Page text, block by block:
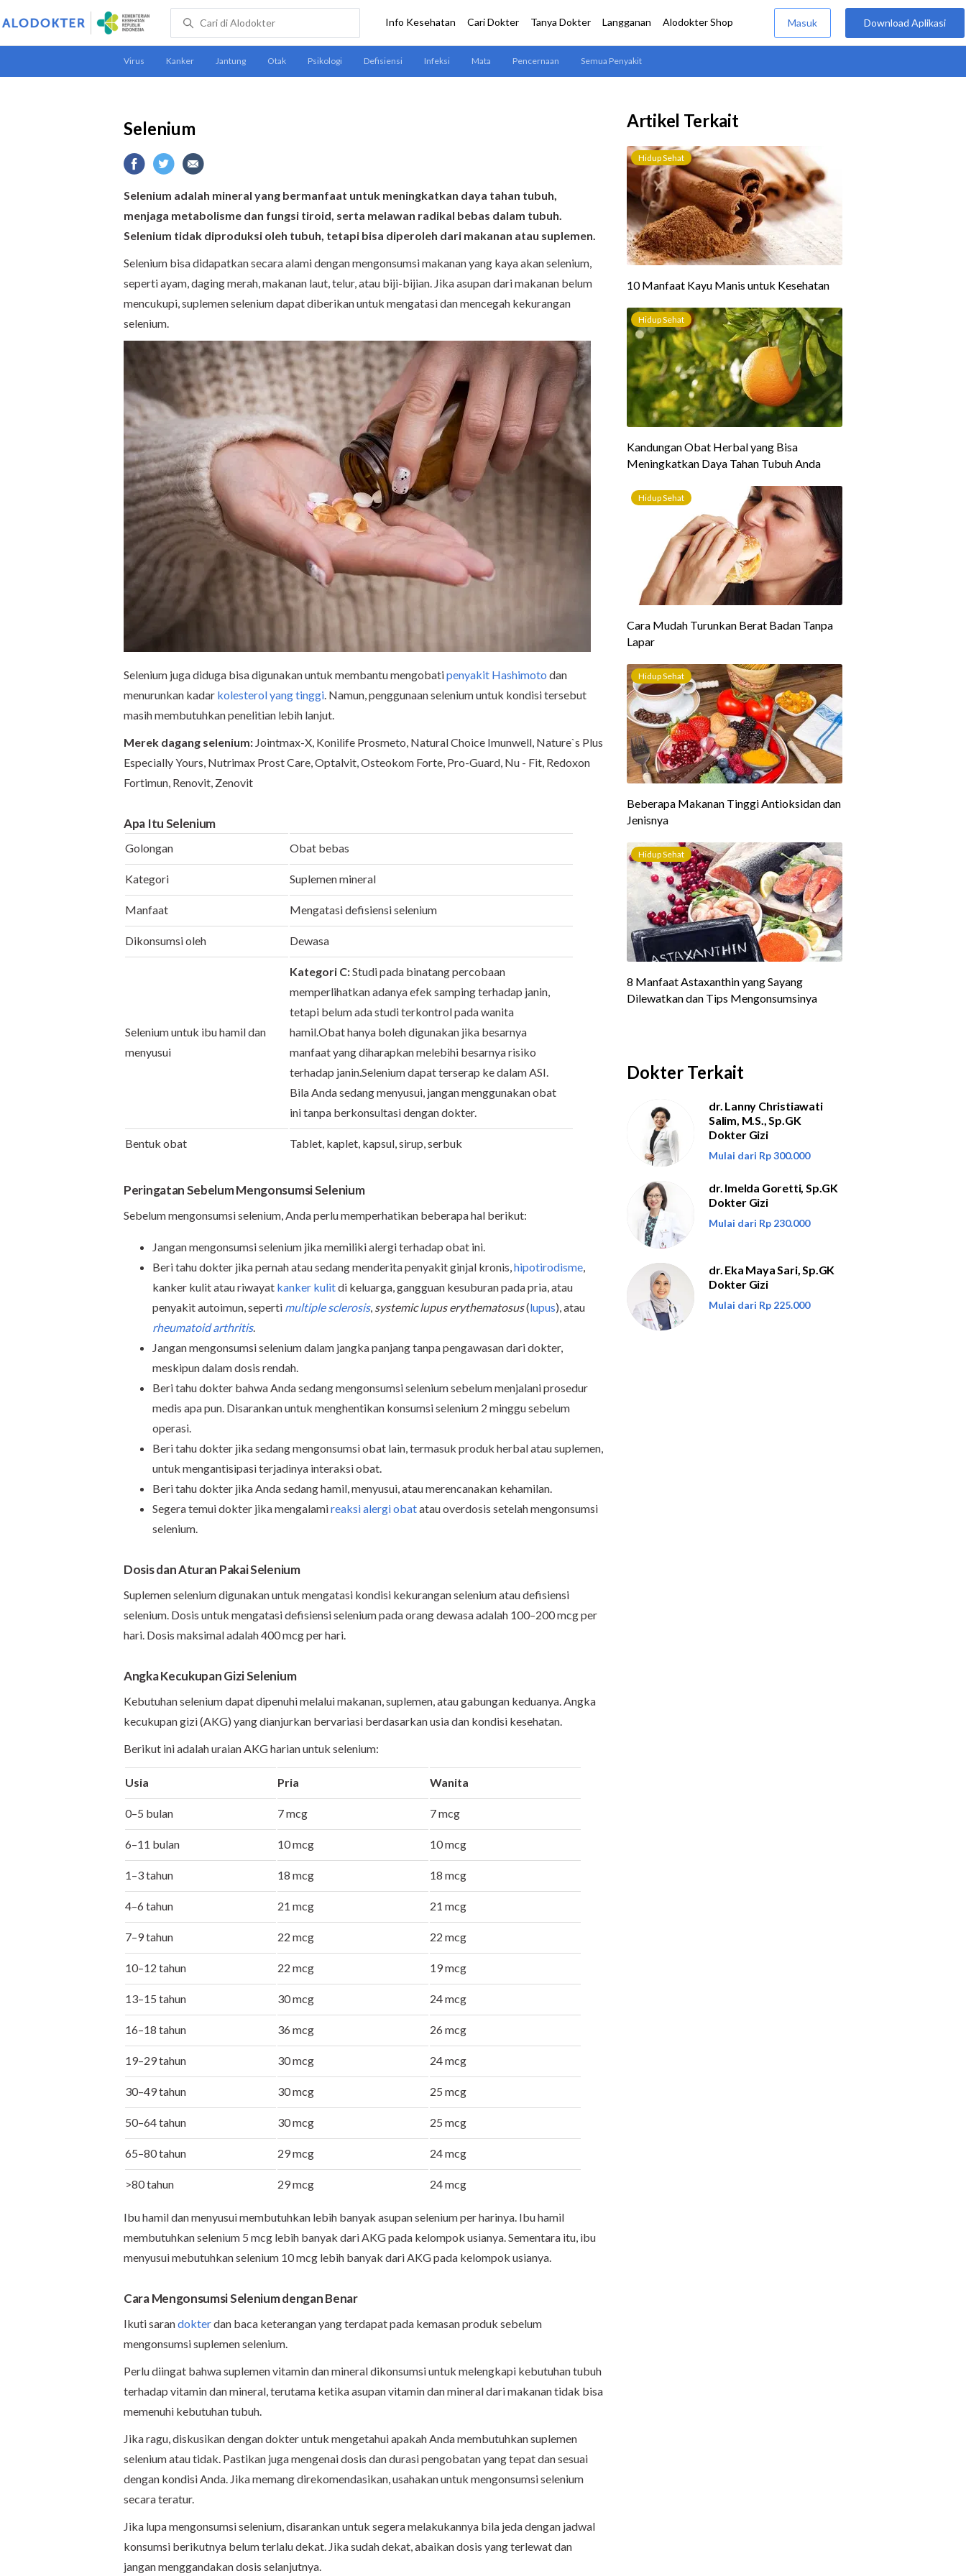
Selenium
Selenium adalah mineral yang bermanfaat untuk meningkatkan daya tahan tubuh,
menjaga metabolisme dan fungsi tiroid, serta melawan radikal bebas dalam tubuh.
Selenium tidak diproduksi oleh tubuh, tetapi bisa diperoleh dari makanan atau suplemen.
Selenium bisa didapatkan secara alami dengan mengonsumsi makanan yang kaya akan selenium,
seperti ayam, daging merah, makanan laut, telur, atau biji-bijian. Jika asupan dari makanan belum
mencukupi, suplemen selenium dapat diberikan untuk mengatasi dan mencegah kekurangan
selenium.
Selenium juga diduga bisa digunakan untuk membantu mengobatipenyakit Hashimoto dan
menurunkan kadar kolesterol yang tinggi. Namun, penggunaan selenium untuk kondisi tersebut
masih membutuhkan penelitian lebih lanjut.
Merek dagang selenium: Jointmax-X, Konilife Prosmeto, Natural Choice Imunwell, Nature`s Plus
Especially Yours, Nutrimax Prost Care, Optalvit, Osteokom Forte, Pro-Guard, Nu - Fit, Redoxon
Fortimun, Renovit, Zenovit
Apa Itu Selenium
Golongan Obat bebas
Kategori Suplemen mineral
Manfaat Mengatasi defisiensi selenium
Dikonsumsi oleh Dewasa
Selenium untuk ibu hamil dan
menyusui
Kategori C:Studi pada binatang percobaan
memperlihatkan adanya efek samping terhadap janin,
tetapi belum ada studi terkontrol pada wanita
hamil.Obat hanya boleh digunakan jika besarnya
manfaat yang diharapkan melebihi besarnya risiko
terhadap janin.Selenium dapat terserap ke dalam ASI.
Bila Anda sedang menyusui, jangan menggunakan obat
ini tanpa berkonsultasi dengan dokter.
Bentuk obat Tablet, kaplet, kapsul, sirup, serbuk
Peringatan Sebelum MengonsumsiSelenium
Sebelum mengonsumsi selenium, Anda perlu memperhatikan beberapa hal berikut:
Jangan mengonsumsi selenium jika memiliki alergi terhadap obat ini.
Beri tahu dokter jika pernah atau sedang menderita penyakit ginjal kronis,hipotirodisme,
kanker kulit atau riwayat kanker kulitdi keluarga, gangguan kesuburan pada pria, atau
penyakit autoimun, seperti multiple sclerosis, systemic lupus erythematosus(lupus), atau
rheumatoid arthritis.
Jangan mengonsumsi selenium dalam jangka panjang tanpa pengawasan dari dokter,
meskipun dalam dosis rendah.
Beri tahu dokter bahwa Anda sedang mengonsumsi selenium sebelum menjalani prosedur
medis apa pun. Disarankan untuk menghentikan konsumsi selenium 2 minggu sebelum
operasi.
Beri tahu dokter jika sedang mengonsumsi obat lain, termasuk produk herbal atau suplemen,
untuk mengantisipasi terjadinya interaksi obat.
Beri tahu dokter jika Anda sedang hamil, menyusui, atau merencanakan kehamilan.
Segera temui dokter jika mengalamireaksi alergi obatatau overdosis setelah mengonsumsi
selenium.
Dosis dan Aturan Pakai Selenium
Suplemen selenium digunakan untuk mengatasi kondisi kekurangan selenium atau defisiensi
selenium. Dosis untuk mengatasi defisiensi selenium pada orang dewasa adalah 100–200 mcg per
hari. Dosis maksimal adalah 400 mcg per hari.
Angka Kecukupan Gizi Selenium
Kebutuhan selenium dapat dipenuhi melalui makanan, suplemen, atau gabungan keduanya. Angka
kecukupan gizi (AKG) yang dianjurkan bervariasi berdasarkan usia dan kondisi kesehatan.
Berikut ini adalah uraian AKG harian untuk selenium:
Usia Pria Wanita
0–5 bulan 7 mcg 7 mcg
6–11 bulan 10 mcg 10 mcg
1–3 tahun 18 mcg 18 mcg
4–6 tahun 21 mcg 21 mcg
7–9 tahun 22 mcg 22 mcg
10–12 tahun 22 mcg 19 mcg
13–15 tahun 30 mcg 24 mcg
16–18 tahun 36 mcg 26 mcg
19–29 tahun 30 mcg 24 mcg
30–49 tahun 30 mcg 25 mcg
50–64 tahun 30 mcg 25 mcg
65–80 tahun 29 mcg 24 mcg
>80 tahun 29 mcg 24 mcg
Ibu hamil dan menyusui membutuhkan lebih banyak asupan selenium per harinya. Ibu hamil
membutuhkan selenium 5 mcg lebih banyak dari AKG pada kelompok usianya. Sementara itu, ibu
menyusui mebutuhkan selenium 10 mcg lebih banyak dari AKG pada kelompok usianya.
Cara Mengonsumsi Selenium dengan Benar
Ikuti sarandokterdan baca keterangan yang terdapat pada kemasan produk sebelum
mengonsumsi suplemen selenium.
Perlu diingat bahwa suplemen vitamin dan mineral dikonsumsi untuk melengkapi kebutuhan tubuh
terhadap vitamin dan mineral, terutama ketika asupan vitamin dan mineral dari makanan tidak bisa
memenuhi kebutuhan tubuh.
Jika ragu, diskusikan dengan dokter untuk mengetahui apakah Anda membutuhkan suplemen
selenium atau tidak. Pastikan juga mengenai dosis dan durasi pengobatan yang tepat dan sesuai
dengan kondisi Anda. Jika memang direkomendasikan, usahakan untuk mengonsumsi selenium
secara teratur.
Jika lupa mengonsumsi selenium, disarankan untuk segera melakukannya bila jeda dengan jadwal
konsumsi berikutnya belum terlalu dekat. Jika sudah dekat, abaikan dosis yang terlewat dan
jangan menggandakan dosis selanjutnya.
Artikel Terkait
Dokter Terkait